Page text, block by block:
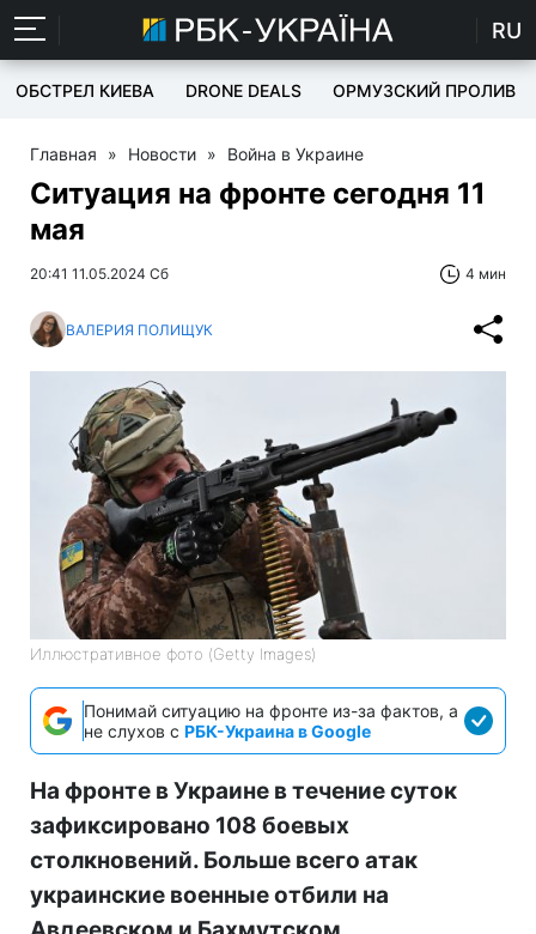
RU
ОБСТРЕЛ КИЕВА DRONE DEALS ОРМУЗСКИЙ ПРОЛИВ
Главная » Новости » Война в Украине
Ситуация на фронте сегодня 11
мая
20:41 11.05.2024 Сб 4 мин
ВАЛЕРИЯ ПОЛИЩУК
Иллюстративное фото (Getty Images)
Понимай ситуацию на фронте из-за фактов, а
не слухов с РБК-Украина в Google
На фронте в Украине в течение суток
зафиксировано 108 боевых
столкновений. Больше всего атак
украинские военные отбили на